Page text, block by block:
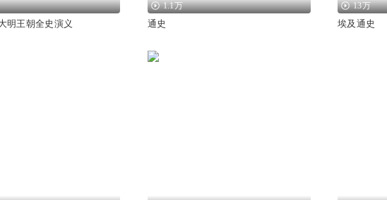
明王朝全史演义
1.1万
通史
13万
埃及通史